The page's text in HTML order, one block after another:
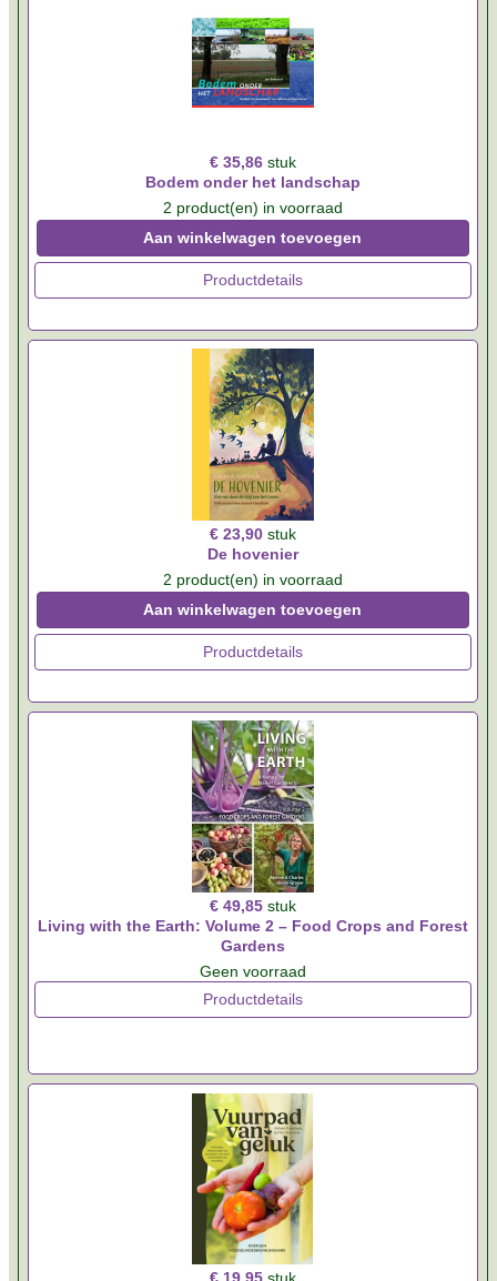
€ 35,86 stuk
Bodem onder het landschap
2 product(en) in voorraad
Aan winkelwagen toevoegen
Productdetails
€ 23,90 stuk
De hovenier
2 product(en) in voorraad
Aan winkelwagen toevoegen
Productdetails
€ 49,85 stuk
Living with the Earth: Volume 2 – Food Crops and Forest
Gardens
Geen voorraad
Productdetails